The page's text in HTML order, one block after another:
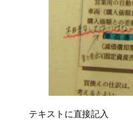
テキストに直接記入